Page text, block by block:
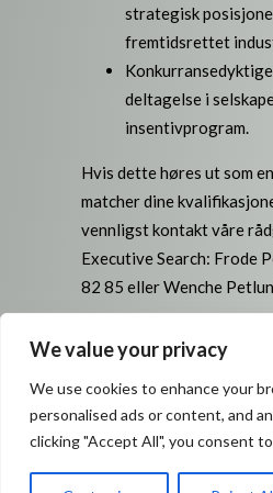
We value your privacy
We use cookies to enhance your
personalised ads or content, and
clicking "Accept All", you consent
strategisk
fremtidsrettet
deltagelse i
insentivprogram.
Hvis dette høres ut som
matcher dine
vennligst kontakt våre
Executive Search: Frode
82 85 eller Wenche
Search behandles
også overfor vår klient.
SØK HER